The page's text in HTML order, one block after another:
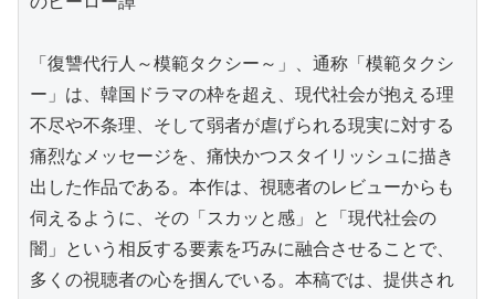
「復讐代行人～模範タクシー～」、通称「模範タクシ
ー」は、韓国ドラマの枠を超え、現代社会が抱える理
不尽や不条理、そして弱者が虐げられる現実に対する
痛烈なメッセージを、痛快かつスタイリッシュに描き
出した作品である。本作は、視聴者のレビューからも
伺えるように、その「スカッと感」と「現代社会の
闇」という相反する要素を巧みに融合させることで、
多くの視聴者の心を掴んでいる。本稿では、提供され